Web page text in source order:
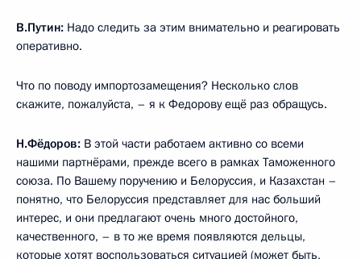
В.Путин: Надо следить за этим внимательно и реагировать
оперативно.
Что по поводу импортозамещения? Несколько слов
скажите, пожалуйста, – я к Федорову ещё раз обращусь.
Н.Фёдоров: В этой части работаем активно со всеми
нашими партнёрами, прежде всего в рамках Таможенного
союза. По Вашему поручению и Белоруссия, и Казахстан –
понятно, что Белоруссия представляет для нас больший
интерес, и они предлагают очень много достойного,
качественного, – в то же время появляются дельцы,
которые хотят воспользоваться ситуацией (может быть,